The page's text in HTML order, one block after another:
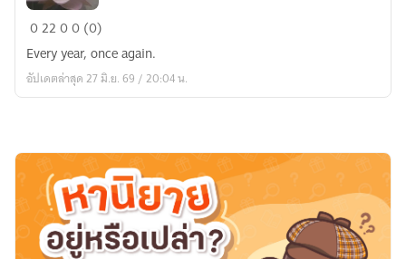
A.M_
02200 (0)
Every year, once again.
อัปเดตล่าสุด 27 มิ.ย. 69 / 20:04 น.